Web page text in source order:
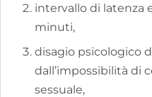
intervallo di latenza
minuti,
disagio psicologico
dall’impossibilità di
sessuale,